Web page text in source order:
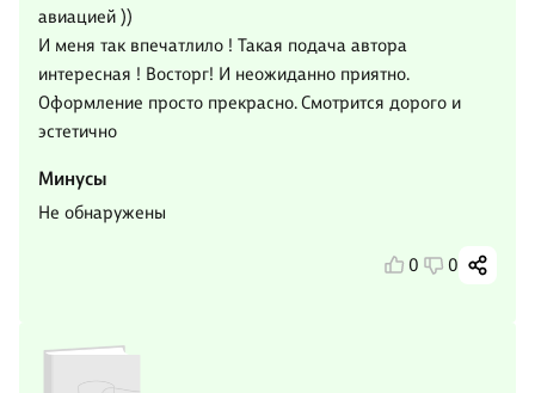
авиацией ))
И меня так впечатлило ! Такая подача автора
интересная ! Восторг! И неожиданно приятно.
Оформление просто прекрасно. Смотрится дорого и
эстетично
Минусы
Не обнаружены
0 0